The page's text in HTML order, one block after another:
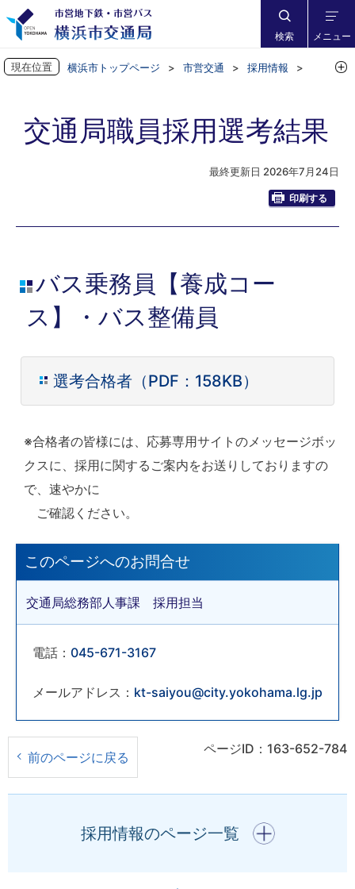
検索 メニュー
現在位置 横浜市トップページ 市営交通
採用情報
交通局職員採用選考結果
最終更新日 2026年7月24日
印刷する
バス乗務員【養成コー
ス】・バス整備員
選考合格者（PDF：158KB）
※合格者の皆様には、応募専用サイトのメッセージボッ
クスに、採用に関するご案内をお送りしておりますの
で、速やかに
ご確認ください。
このページへのお問合せ
交通局総務部人事課 採用担当
電話： 045-671-3167
メールアドレス： kt-saiyou@city.yokohama.lg.jp
前のページに戻る
ページID：163-652-784
採用情報のページ一覧
開く